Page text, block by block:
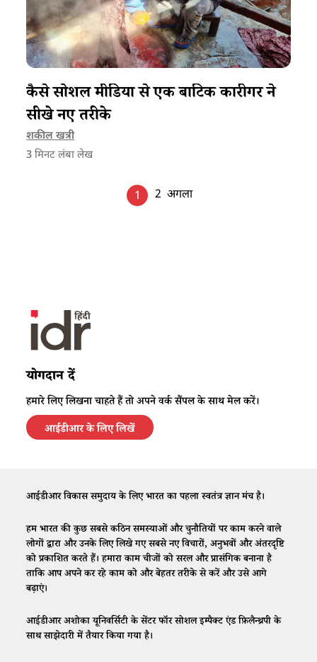
कैसे सोशल मीडिया से एक बाटिक कारीगर ने
सीखे नए तरीके
शकील खत्री
3 मिनट लंबा लेख
1 2 अगला
योगदान दें
हमारे लिए लिखना चाहते हैं तो अपने वर्क सैंपल के साथ मेल करें।
आईडीआर के लिए लिखें
आईडीआर विकास समुदाय के लिए भारत का पहला स्वतंत्र ज्ञान मंच है।
हम भारत की कुछ सबसे कठिन समस्याओं और चुनौतियों पर काम करने वाले
लोगों द्वारा और उनके लिए लिखे गए सबसे नए विचारों, अनुभवों और अंतरदृष्टि
को प्रकाशित करते हैं। हमारा काम चीजों को सरल और प्रासंगिक बनाना है
ताकि आप अपने कर रहे काम को और बेहतर तरीके से करें और उसे आगे
बढ़ाएं।
आईडीआर अशोका यूनिवर्सिटी के सेंटर फॉर सोशल इम्पैक्ट एंड फ़िलैन्थ्रपी के
साथ साझेदारी में तैयार किया गया है।